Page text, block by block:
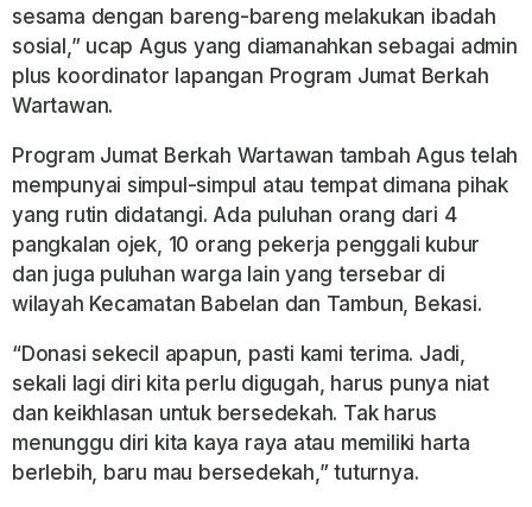
sesama dengan bareng-bareng melakukan ibadah
sosial,” ucap Agus yang diamanahkan sebagai admin
plus koordinator lapangan Program Jumat Berkah
Wartawan.
Program Jumat Berkah Wartawan tambah Agus telah
mempunyai simpul-simpul atau tempat dimana pihak
yang rutin didatangi. Ada puluhan orang dari 4
pangkalan ojek, 10 orang pekerja penggali kubur
dan juga puluhan warga lain yang tersebar di
wilayah Kecamatan Babelan dan Tambun, Bekasi.
“Donasi sekecil apapun, pasti kami terima. Jadi,
sekali lagi diri kita perlu digugah, harus punya niat
dan keikhlasan untuk bersedekah. Tak harus
menunggu diri kita kaya raya atau memiliki harta
berlebih, baru mau bersedekah,” tuturnya.